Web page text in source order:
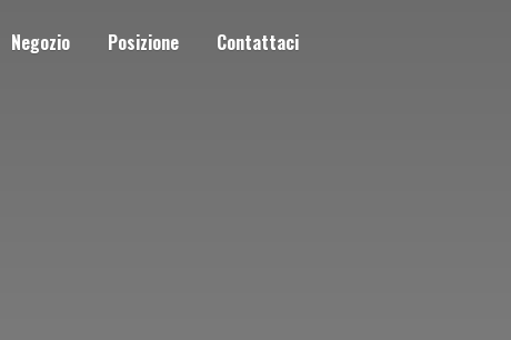
Negozio Posizione Contattaci